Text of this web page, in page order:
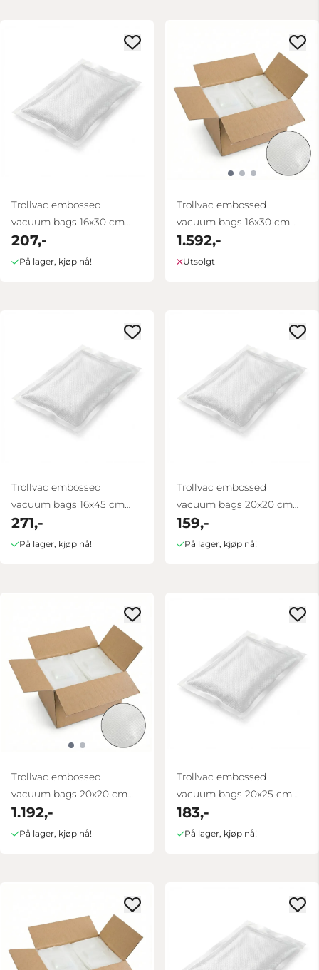
Trollvac embossed
vacuum bags 16x30 cm
100 pcs
207,-
På lager, kjøp nå!
Trollvac embossed
vacuum bags 16x30 cm
box 1000 pcs
1.592,-
Utsolgt
Trollvac embossed
vacuum bags 16x45 cm
100 pcs
271,-
På lager, kjøp nå!
Trollvac embossed
vacuum bags 20x20 cm
100 pcs
159,-
På lager, kjøp nå!
Trollvac embossed
vacuum bags 20x20 cm
box 1000 pcs
1.192,-
På lager, kjøp nå!
Trollvac embossed
vacuum bags 20x25 cm
100 pcs
183,-
På lager, kjøp nå!